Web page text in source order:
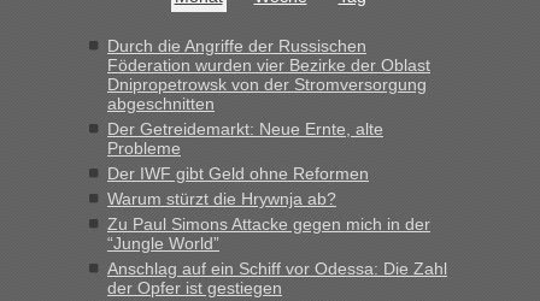
Hab´s versucht - bekomme aber immer angezeigt "auf dieser
Strecke fahren wir nicht"
inBerichte und Reisetipps • Re: Mit dem Zug in
die Ukraine
„Man sollte aber explizit dazu schreiben, daß es ein Zug von
LeoExpress ist - und nur auf deren Webseite kann man die
Fahrkarten kaufen. Zumindest ist es die erste Umsteigefreie
Verbindung von Deutschland...“
Durch die Angriffe der Russischen
Föderation wurden vier Bezirke der Oblast
Dnipropetrowsk von der Stromversorgung
abgeschnitten
Der Getreidemarkt: Neue Ernte, alte
Probleme
Der IWF gibt Geld ohne Reformen
Warum stürzt die Hrywnja ab?
Zu Paul Simons Attacke gegen mich in der
“Jungle World”
Anschlag auf ein Schiff vor Odessa: Die Zahl
der Opfer ist gestiegen